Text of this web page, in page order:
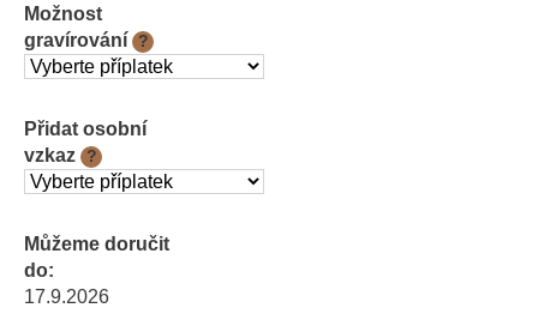
Možnost
gravírování
?
Přidat osobní
vzkaz
?
Můžeme doručit
do:
17.9.2026